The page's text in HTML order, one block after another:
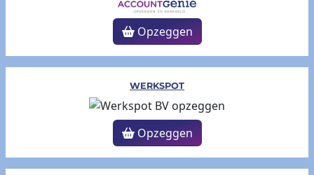
Opzeggen
WERKSPOT
Opzeggen